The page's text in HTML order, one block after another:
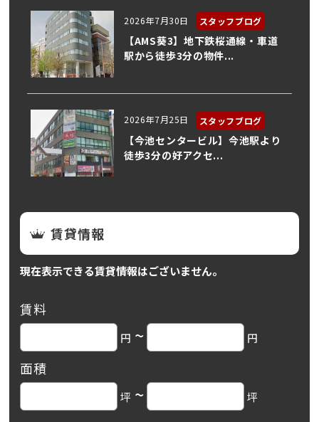
2026年7月30日 スタッフブログ
【AMS葵3】地下鉄桜通線・車道
駅から徒歩3分の物件...
2026年7月25日 スタッフブログ
【今池センタービル】今池駅より
徒歩3分の好アクセ...
賃貸情報
現在表示できる賃貸情報はございません。
賃料
円 ~ 円
面積
坪 ~ 坪